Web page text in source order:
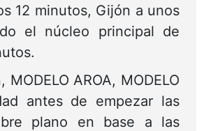
12 minutos, Gijón a unos
el núcleo principal de
AROA, MODELO
antes de empezar las
plano en base a las